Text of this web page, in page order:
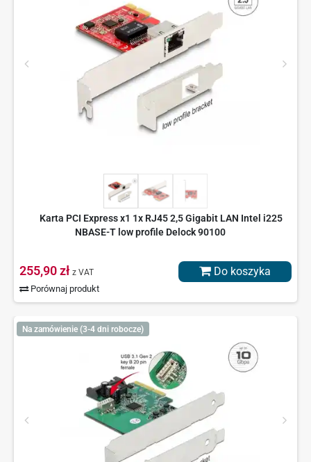
Karta PCI Express x1 1x RJ45 2,5 Gigabit LAN Intel i225
NBASE-T low profile Delock 90100
255,90 zł z VAT
Porównaj produkt
Do koszyka
Na zamówienie (3-4 dni robocze)